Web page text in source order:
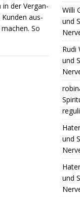
in der Ver­gan­
Kun­den aus­
So
Willi
und
Rudi
und
und
und